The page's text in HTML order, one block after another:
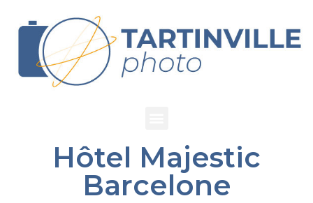
Hôtel Majestic
Barcelone